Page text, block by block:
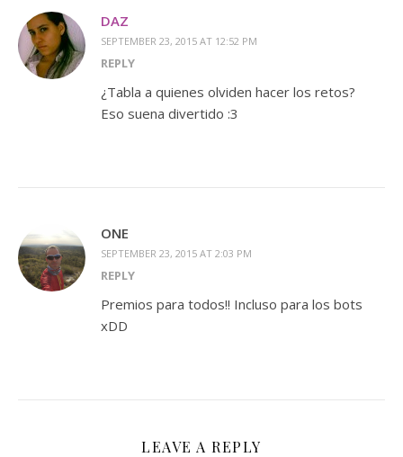
DAZ
SEPTEMBER 23, 2015 AT 12:52 PM
REPLY
¿Tabla a quienes olviden hacer los retos?
Eso suena divertido :3
ONE
SEPTEMBER 23, 2015 AT 2:03 PM
REPLY
Premios para todos!! Incluso para los bots
xDD
LEAVE A REPLY